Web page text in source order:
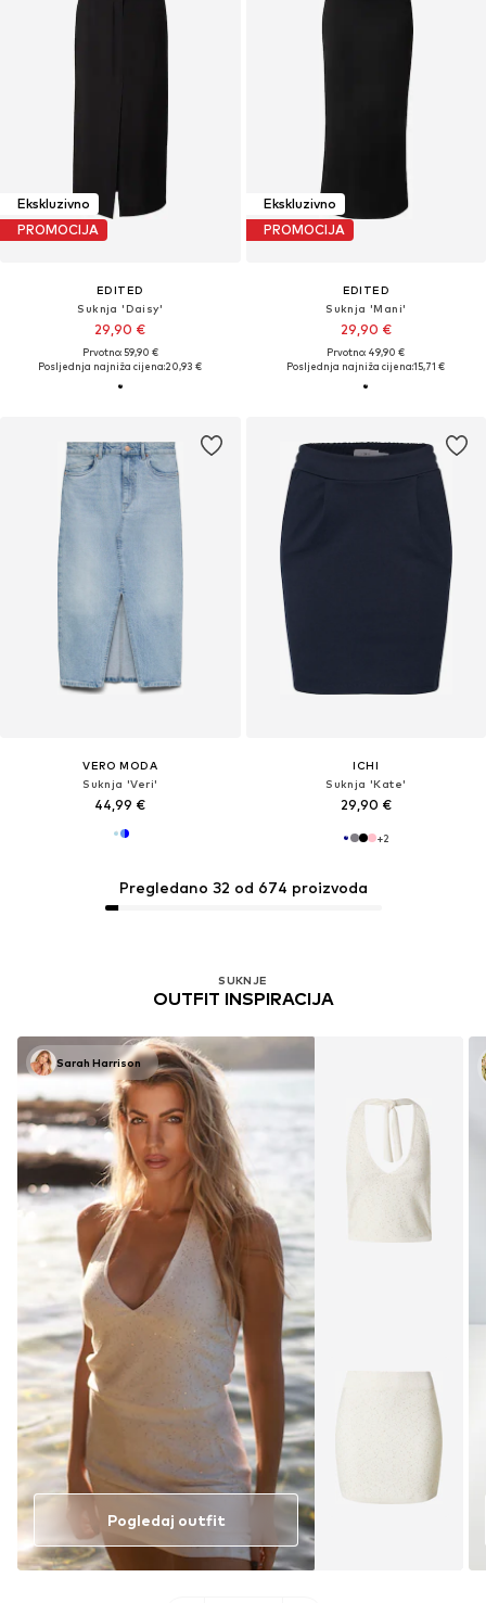
Ekskluzivno
PROMOCIJA
EDITED
Suknja 'Daisy'
29,90 €
Prvotno: 59,90 €
Posljednja najniža cijena:20,93 €
Ekskluzivno
PROMOCIJA
EDITED
Suknja 'Mani'
29,90 €
Prvotno: 49,90 €
Posljednja najniža cijena:15,71 €
VERO MODA
Suknja 'Veri'
44,99 €
ICHI
Suknja 'Kate'
29,90 €
+2
Pregledano 32 od 674 proizvoda
SUKNJE
OUTFIT INSPIRACIJA
Sarah Harrison
Pogledaj outfit